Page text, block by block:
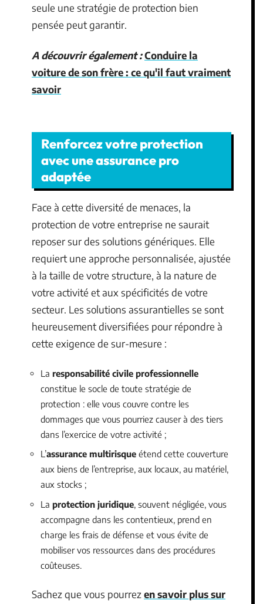
seule une stratégie de protection bien
pensée peut garantir.
A découvrir également :Conduire la
voiture de son frère : ce qu'il faut vraiment
savoir
Renforcez votre protection
avec une assurance pro
adaptée
Face à cette diversité de menaces, la
protection de votre entreprise ne saurait
reposer sur des solutions génériques. Elle
requiert une approche personnalisée, ajustée
à la taille de votre structure, à la nature de
votre activité et aux spécificités de votre
secteur. Les solutions assurantielles se sont
heureusement diversifiées pour répondre à
cette exigence de sur-mesure :
La responsabilité civile professionnelle
constitue le socle de toute stratégie de
protection : elle vous couvre contre les
dommages que vous pourriez causer à des tiers
dans l’exercice de votre activité ;
L’assurance multirisque étend cette couverture
aux biens de l’entreprise, aux locaux, au matériel,
aux stocks ;
La protection juridique , souvent négligée, vous
accompagne dans les contentieux, prend en
charge les frais de défense et vous évite de
mobiliser vos ressources dans des procédures
coûteuses.
Sachez que vous pourrezen savoir plus sur